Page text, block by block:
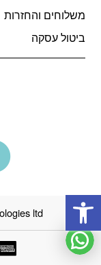
משלוחים והחזרות
ביטול עסקה
ltd
פתח סרגל